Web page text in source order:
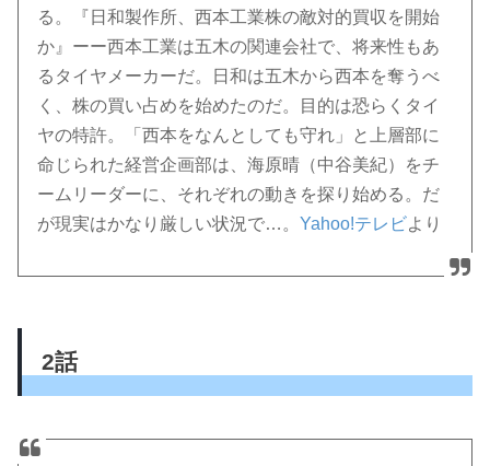
る。『日和製作所、西本工業株の敵対的買収を開始
か』ーー西本工業は五木の関連会社で、将来性もあ
るタイヤメーカーだ。日和は五木から西本を奪うべ
く、株の買い占めを始めたのだ。目的は恐らくタイ
ヤの特許。「西本をなんとしても守れ」と上層部に
命じられた経営企画部は、海原晴（中谷美紀）をチ
ームリーダーに、それぞれの動きを探り始める。だ
が現実はかなり厳しい状況で…。Yahoo!テレビより
2話